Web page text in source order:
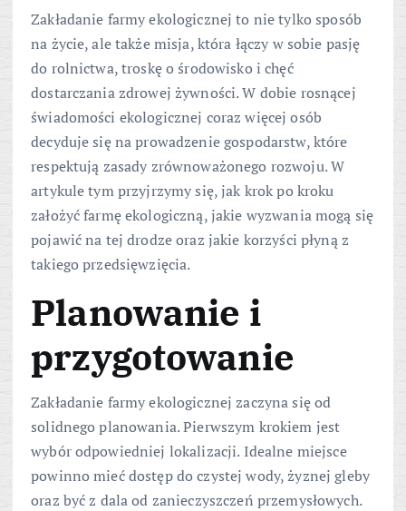
Zakładanie farmy ekologicznej to nie tylko sposób
na życie, ale także misja, która łączy w sobie pasję
do rolnictwa, troskę o środowisko i chęć
dostarczania zdrowej żywności. W dobie rosnącej
świadomości ekologicznej coraz więcej osób
decyduje się na prowadzenie gospodarstw, które
respektują zasady zrównoważonego rozwoju. W
artykule tym przyjrzymy się, jak krok po kroku
założyć farmę ekologiczną, jakie wyzwania mogą się
pojawić na tej drodze oraz jakie korzyści płyną z
takiego przedsięwzięcia.
Planowanie i
przygotowanie
Zakładanie farmy ekologicznej zaczyna się od
solidnego planowania. Pierwszym krokiem jest
wybór odpowiedniej lokalizacji. Idealne miejsce
powinno mieć dostęp do czystej wody, żyznej gleby
oraz być z dala od zanieczyszczeń przemysłowych.